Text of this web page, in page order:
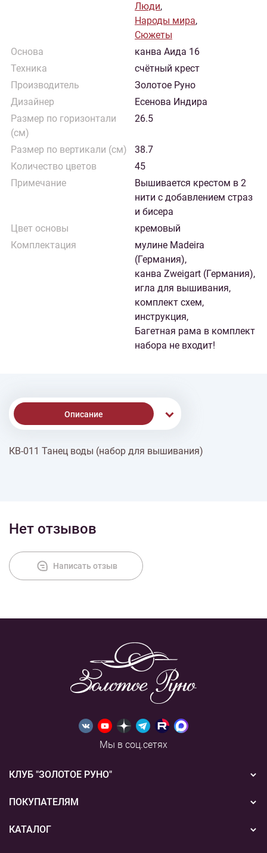
Люди,
Народы мира,
Сюжеты
Основа
канва Аида 16
Техника
счётный крест
Производитель
Золотое Руно
Дизайнер
Есенова Индира
Размер по горизонтали
(см)
26.5
Размер по вертикали (см)
38.7
Количество цветов
45
Примечание
Вышивается крестом в 2
нити с добавлением страз
и бисера
Цвет основы
кремовый
Комплектация
мулине Madeira
(Германия),
канва Zweigart (Германия),
игла для вышивания,
комплект схем,
инструкция,
Багетная рама в комплект
набора не входит!
Описание
Доставка
КВ-011 Танец воды (набор для вышивания)
Нет отзывов
Написать отзыв
Мы в соц.сетях
КЛУБ "ЗОЛОТОЕ РУНО"
Новости
Акции
ПОКУПАТЕЛЯМ
Бонусная система
КАТАЛОГ